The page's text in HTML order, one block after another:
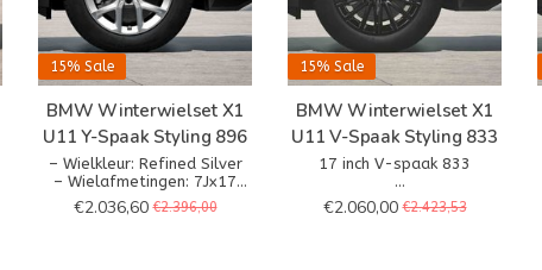
15% Sale
BMW Winterwielset X1
U11 Y-Spaak Styling 896
– Wielkleur: Refined Silver
– Wielafmetingen: 7Jx17
– Bandenmaat: 205/65 R17
100H XL
€2.036,60 €2.396,00
15% Sale
BMW Winterwielset X1
U11 V-Spaak Styling 833
17 inch V-spaak 833
– Wielkleur: Jet Black
– Wielafmetingen: 7Jx17
€2.060,00 €2.423,53